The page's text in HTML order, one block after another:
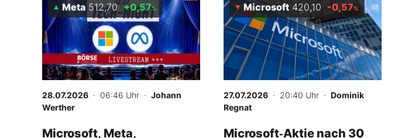
Meta 512,70 +0,57%
28.07.2026 · 06:46 Uhr · Johann
Werther
Microsoft, Meta,
Microsoft 420,10 -0,57%
27.07.2026 · 20:40 Uhr · Dominik
Regnat
Microsoft‑Aktie nach 30